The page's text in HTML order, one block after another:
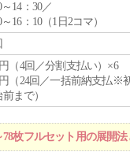
～14：30／
16：10（1日2コマ）
円（4回／分割支払い）×6
円（24回／一括前納支払※
まで）
枚フルセット用の展開法